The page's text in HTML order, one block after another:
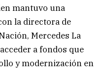
mantuvo una
la directora de
Mercedes La
a fondos que
y modernización en